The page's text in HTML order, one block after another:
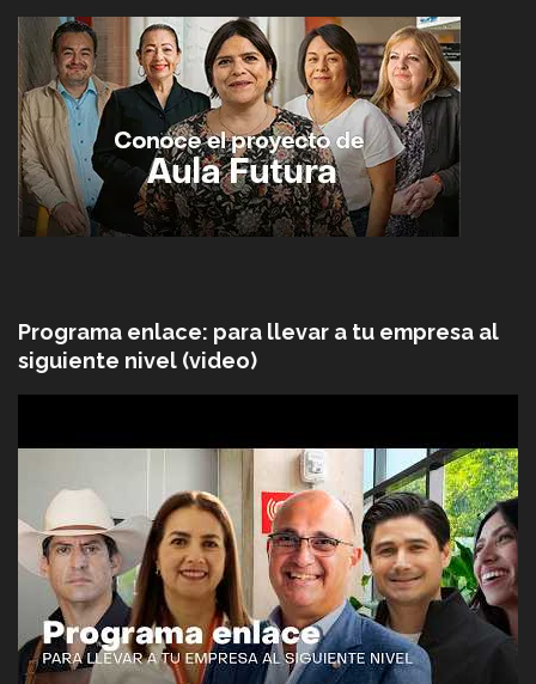
Programa enlace: para llevar a tu empresa al
siguiente nivel (video)